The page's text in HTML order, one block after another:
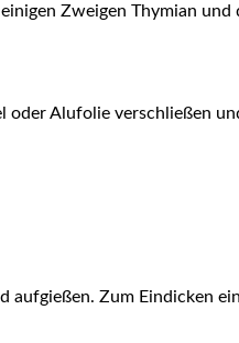
Zwei­gen Thy­mi­an und
oder Alu­fo­lie ver­schlie­ßen
auf­gie­ßen. Zum Ein­di­cken